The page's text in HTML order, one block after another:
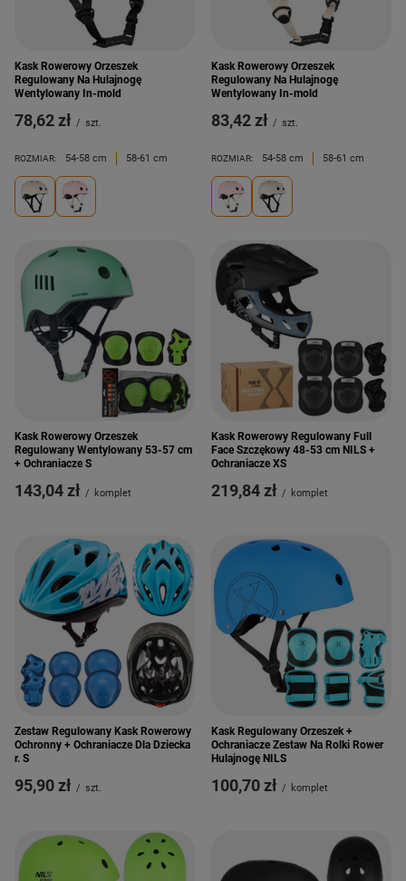
Kask Rowerowy Orzeszek
Regulowany Na Hulajnogę
Wentylowany In-mold
78,62 zł / szt.
ROZMIAR: 54-58 cm 58-61 cm
Kask Rowerowy Orzeszek
Regulowany Na Hulajnogę
Wentylowany In-mold
83,42 zł / szt.
ROZMIAR: 54-58 cm 58-61 cm
Kask Rowerowy Orzeszek
Regulowany Wentylowany 53-57 cm
+ Ochraniacze S
143,04 zł / komplet
Kask Rowerowy Regulowany Full
Face Szczękowy 48-53 cm NILS +
Ochraniacze XS
219,84 zł / komplet
Zestaw Regulowany Kask Rowerowy
Ochronny + Ochraniacze Dla Dziecka
r. S
95,90 zł / szt.
Kask Regulowany Orzeszek +
Ochraniacze Zestaw Na Rolki Rower
Hulajnogę NILS
100,70 zł / komplet